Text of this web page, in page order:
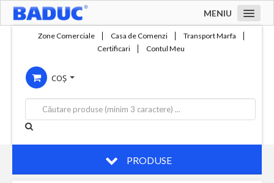
MENIU
Compania
Servicii
Productie
Contact
Zone Comerciale Casa de Comenzi
Transport Marfa
Certificari
Contul Meu
COȘ
PRODUSE